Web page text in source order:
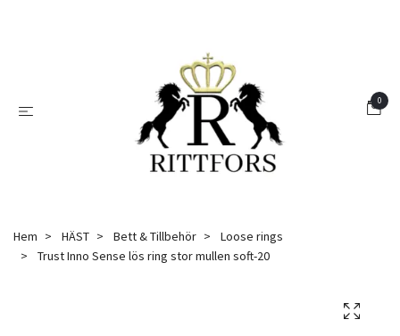
0
Hem HÄST Bett & Tillbehör
Loose rings
Trust Inno Sense lös ring stor mullen soft-20